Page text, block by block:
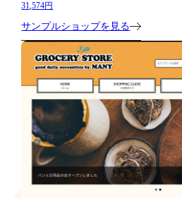
31,574円
サンプルショップを見る